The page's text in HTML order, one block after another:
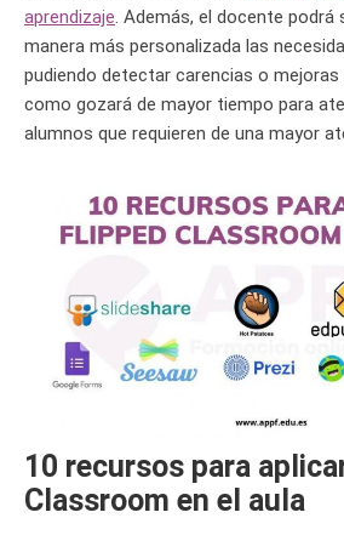
aprendizaje. Además, el docente podrá
manera más personalizada las
pudiendo detectar carencias o mejoras
como gozará de mayor tiempo para
alumnos que requieren de una mayor
10 recursos para
Classroom en el aula